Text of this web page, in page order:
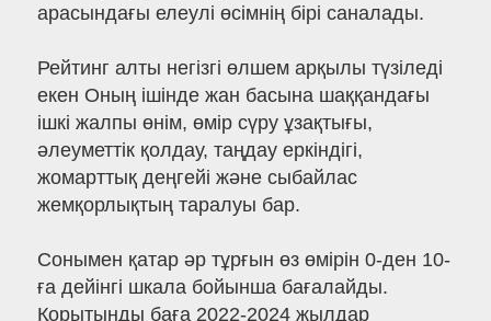
арасындағы елеулі өсімнің бірі саналады.
Рейтинг алты негізгі өлшем арқылы түзіледі
екен Оның ішінде жан басына шаққандағы
ішкі жалпы өнім, өмір сүру ұзақтығы,
әлеуметтік қолдау, таңдау еркіндігі,
жомарттық деңгейі және сыбайлас
жемқорлықтың таралуы бар.
Сонымен қатар әр тұрғын өз өмірін 0-ден 10-
ға дейінгі шкала бойынша бағалайды.
Қорытынды баға 2022-2024 жылдар